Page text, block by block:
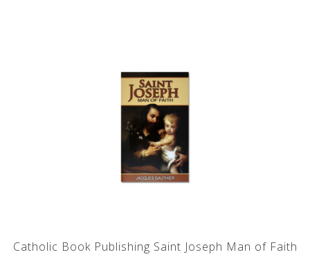
Catholic Book Publishing Saint Joseph Man of Faith